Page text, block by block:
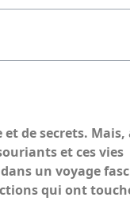
de secrets. Mais,
et ces vies
un voyage
qui ont